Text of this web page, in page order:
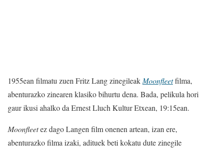
1955ean filmatu zuen Fritz Lang zinegileak Moonfleetfilma,
abenturazko zinearen klasiko bihurtu dena. Bada, pelikula hori
gaur ikusi ahalko da Ernest Lluch Kultur Etxean, 19:15ean.
Moonfleetez dago Langen film onenen artean, izan ere,
abenturazko filma izaki, adituek beti kokatu dute zinegile